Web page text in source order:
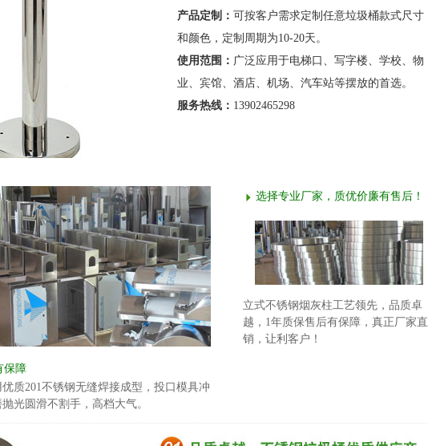
产品定制： 可按客户需求定制任意垃圾桶款式尺寸
和颜色，定制周期为10-20天。
使用范围： 广泛应用于电梯口、写字楼、学校、物
业、宾馆、酒店、机场、汽车站等摆放的首选。
服务热线： 13902465298
保障
质201不锈钢无缝焊接成型，投口模具冲
光圆滑不割手，高档大气。
选择专业厂家，质优价廉有售后！
立式不锈钢烟灰柱工艺领先，品质卓
越，1年质保售后有保障，真正厂家直
销，让利客户！